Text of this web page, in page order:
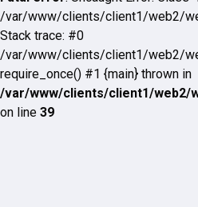
/var/www/clients/client1/web2/
Stack trace: #0
/var/www/clients/client1/web2/
require_once() #1 {main} thrown in
/var/www/clients/client1/web2/
on line 39